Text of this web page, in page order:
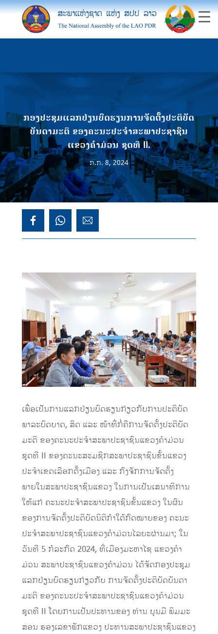
ກອງປະຊຸມແລກປ່ຽນບົດຮຽນການຈັດຕັ້ງປະຕິບັດ
ບັນດາມະຕິ ຂອງຄະນະປະຈໍາສະພາປະຊາຊົນ
ແຂວງຄໍາມ່ວນ ຊຸດທີ II.
ກ.ກ. 8, 2024
ເພື່ອເປັນການແລກປ່ຽນບົດຮຽນກ່ຽວກັບການປະຕິບັດ
ພາລະບົດບາດ, ສິດ ແລະ ໜ້າທີ່ກໍ່ຄືການຈັດຕັ້ງປະຕິບັດ
ມະຕິ ຂອງຄະນະປະຈໍາສະພາປະຊາຊົນແຂວງຄໍາມ່ວນ
ຊຸດທີ II ຂອງຄະນະສະມຊິກສະພາປະຊາຊົນຂັ້ນແຂວງ
ປະຈໍາເຂດເລືອກຕັ້ງເມືອງ ແລະ ກົງຈັກການຈັດຕັ້ງ
ພາຍໃນສະພາປະຊາຊົນແຂວງ ໃນການເປັນເສນາທິການ
ໃຫ້ແກ່ ຄະນະປະຈໍາສະພາປະຊາຊົນຂັ້ນແຂວງ ໃນຜົນ
ຂອງການຈັດຕັ້ງປະຕິບັດນິຕິກຳໃຕ້ກົດໝາຍຂອງ ຄະນະ
ປະຈໍາສະພາປະຊາຊົນແຂວງຄໍາມ່ວນໄລຍະຜ່ານມາ; ໃນ
ວັນທີ 5 ກໍລະກົດ 2024, ທີ່ເມືອງມະຫາໄຊ ແຂວງຄໍາ
ມ່ວນ ສະພາປະຊາຊົນແຂວງຄໍາມ່ວນ ໄດ້ຈັດກອງປະຊຸມ
ແລກປ່ຽນບົດຮຽນກ່ຽວກັບ ການຈັດຕັ້ງປະຕິບັດບັນດາ
ມະຕິ ຂອງຄະນະປະຈໍາສະພາປະຊາຊົນແຂວງຄໍາມ່ວນ
ຊຸດທີ II ໂດຍການເປັນປະທານຂອງ ທ່ານ ບຸນມີ ພິມມະ
ສອນ ຮອງເລຂາພັກແຂວງ ປະທານສະພາປະຊາຊົນແຂວງ